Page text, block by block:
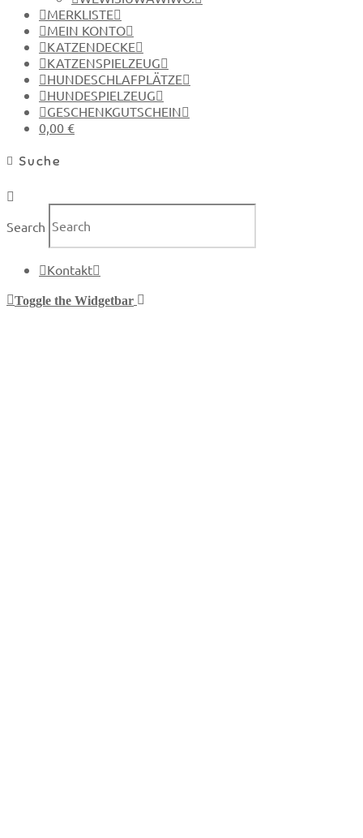
MERKLISTE
MEIN KONTO
KATZENDECKE
KATZENSPIELZEUG
HUNDESCHLAFPLÄTZE
HUNDESPIELZEUG
GESCHENKGUTSCHEIN
0,00 €
Suche
Search
Kontakt
Toggle the Widgetbar